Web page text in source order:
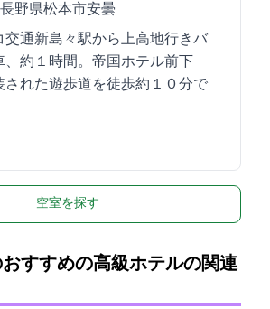
長野県松本市安曇4469-1
交通新島々駅から上高地行きバ
、約１時間。帝国ホテル前下
された遊歩道を徒歩約１０分で
空室を探す
すすめの高級ホテルの関連